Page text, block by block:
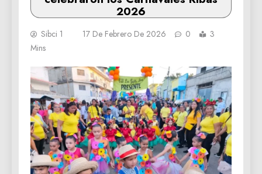
2026
Sibci 1 17 De Febrero De 2026 0
3
Mins